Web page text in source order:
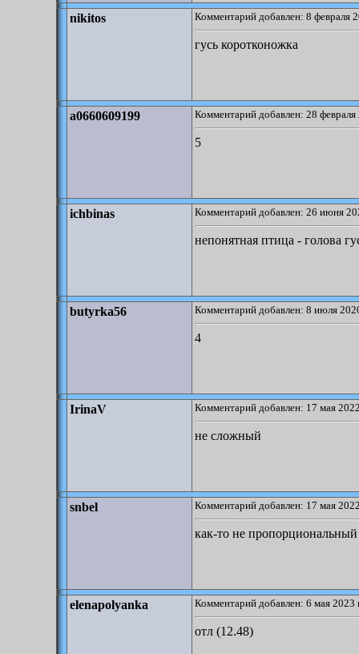
nikitos Комментарий добавлен: 8 февраля
гусь коротконожка
a0660609199 Комментарий добавлен: 28
5
ichbinas Комментарий добавлен: 26 июня
непонятная птица - голова
butyrka56 Комментарий добавлен: 8 июля
4
IrinaV Комментарий добавлен: 17 мая
не сложный
snbel Комментарий добавлен: 17 мая
как-то не
elenapolyanka Комментарий добавлен: 6 мая 2023
отл (12.48)